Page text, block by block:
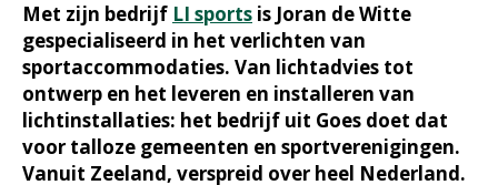
Met zijn bedrijf LI sports is Joran de Witte
gespecialiseerd in het verlichten van
sportaccommodaties. Van lichtadvies tot
ontwerp en het leveren en installeren van
lichtinstallaties: het bedrijf uit Goes doet dat
voor talloze gemeenten en sportverenigingen.
Vanuit Zeeland, verspreid over heel Nederland.